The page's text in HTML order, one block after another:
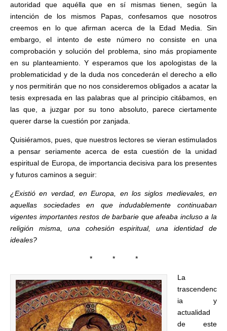
autoridad que aquélla que en sí mismas tienen, según la
intención de los mismos Papas, confesamos que nosotros
creemos en lo que afirman acerca de la Edad Media. Sin
embargo, el intento de este número no consiste en una
comprobación y solución del problema, sino más propiamente
en su planteamiento. Y esperamos que los apologistas de la
problematicidad y de la duda nos concederán el derecho a ello
y nos permitirán que no nos consideremos obligados a acatar la
tesis expresada en las palabras que al principio citábamos, en
las que, a juzgar por su tono absoluto, parece ciertamente
querer darse la cuestión por zanjada.
Quisiéramos, pues, que nuestros lectores se vieran estimulados
a pensar seriamente acerca de esta cuestión de la unidad
espiritual de Europa, de importancia decisiva para los presentes
y futuros caminos a seguir:
¿Existió en verdad, en Europa, en los siglos medievales, en
aquellas sociedades en que indudablemente continuaban
vigentes importantes restos de barbarie que afeaba incluso a la
religión misma, una cohesión espiritual, una identidad de
ideales?
* * *
La
trascendenc
ia y
actualidad
de este